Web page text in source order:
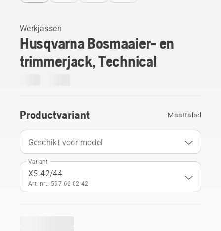
Werkjassen
Husqvarna Bosmaaier- en
trimmerjack, Technical
Productvariant Maattabel
Geschikt voor model
Variant
XS 42/44
Art. nr.: 597 66 02‑42